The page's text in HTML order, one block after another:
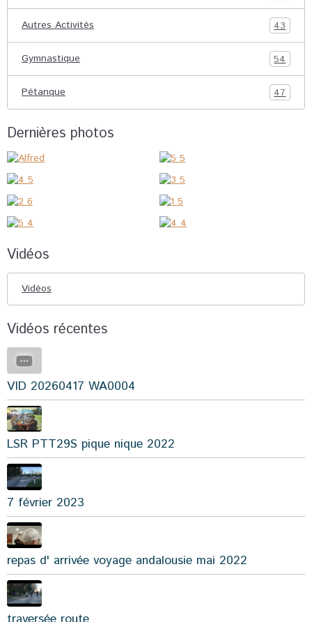
Autres Activités 43
Gymnastique 54
Pétanque 47
Dernières photos
Vidéos
Vidéos
Vidéos récentes
VID 20260417 WA0004
LSR PTT29S pique nique 2022
7 février 2023
repas d' arrivée voyage andalousie mai 2022